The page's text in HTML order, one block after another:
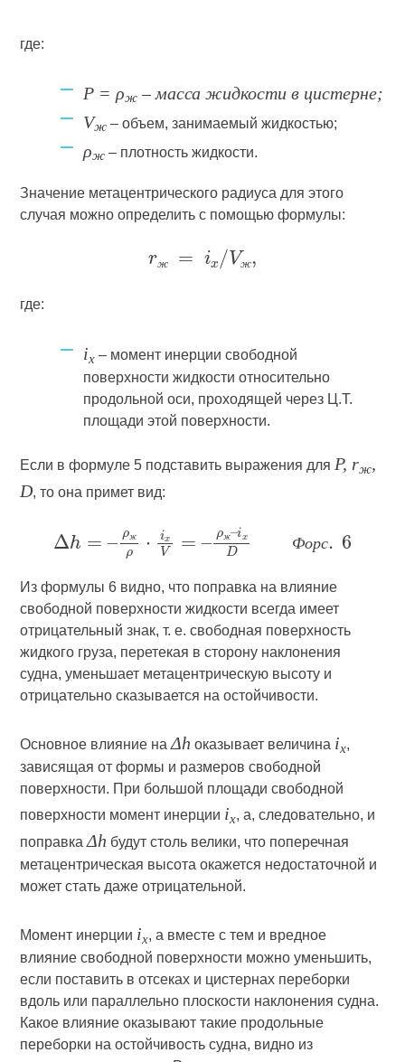
где:
P = ρж – масса жидкости в цистерне;
Vж – объем, занимаемый жидкостью;
ρж – плотность жидкости.
Значение метацентрического радиуса для этого
случая можно определить с помощью формулы:
где:
iх – момент инерции свободной
поверхности жидкости относительно
продольной оси, проходящей через Ц.Т.
площади этой поверхности.
Если в формуле 5 подставить выражения для P, rж,
D, то она примет вид:
Ф о р с
Из формулы 6 видно, что поправка на влияние
свободной поверхности жидкости всегда имеет
отрицательный знак, т. е. свободная поверхность
жидкого груза, перетекая в сторону наклонения
судна, уменьшает метацентрическую высоту и
отрицательно сказывается на остойчивости.
Основное влияние наΔh оказывает величина iх,
зависящая от формы и размеров свободной
поверхности. При большой площади свободной
поверхности момент инерции iх, а, следовательно, и
поправкаΔh будут столь велики, что поперечная
метацентрическая высота окажется недостаточной и
может стать даже отрицательной.
Момент инерции iх, а вместе с тем и вредное
влияние свободной поверхности можно уменьшить,
если поставить в отсеках и цистернах переборки
вдоль или параллельно плоскости наклонения судна.
Какое влияние оказывают такие продольные
переборки на остойчивость судна, видно из